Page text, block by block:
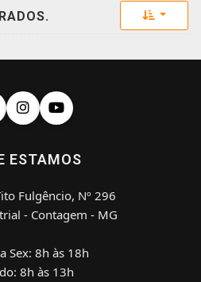
Toggle
ESTAMOS
Fulgêncio, Nº 296
- Contagem - MG
Sex: 8h às 18h
8h às 13h